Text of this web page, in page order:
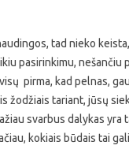
tad nieko
pasirinkimu, nešančiu
pirma, kad pelnas,
žodžiais tariant, jūsų
svarbus dalykas yra
kokiais būdais tai